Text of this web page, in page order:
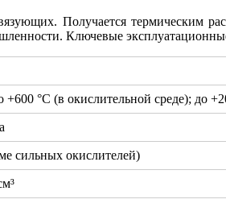
Получается термическим
Ключевые
+600 °С (в окислительной среде); до
сильных окислителей)